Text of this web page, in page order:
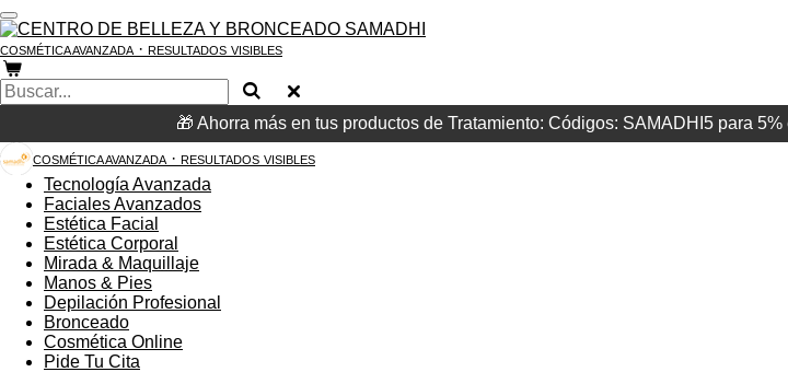
Ir
al
contenido
principal
COSMÉTICA AVANZADA · RESULTADOS VISIBLES
🎁 Ahorra más en tus productos de Tratamiento: Códigos: SAMADHI5 para
COSMÉTICA AVANZADA · RESULTADOS VISIBLES
Tecnología Avanzada
Faciales Avanzados
Estética Facial
Estética Corporal
Mirada & Maquillaje
Manos & Pies
Depilación Profesional
Bronceado
Cosmética Online
Pide Tu Cita